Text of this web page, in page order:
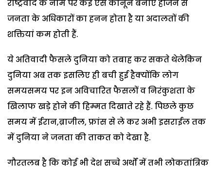
राष्ट्रवाद के नाम पर कई ऐसे कानून बनाए हैंजिन से
जनता के अधिकारों का हनन होता है या अदालतों की
शक्तियां कम होती हैं.
ये अतिवादी फैसले दुनिया को तबाह कर सकते थेलेकिन
दुनिया अब तक इसलिए ही बची हुई हैक्योंकि लोग
समयसमय पर इन अविचारित फैसलों व निरंकुशता के
खिलाफ खड़े होने की हिम्मत दिखाते रहे हैं. पिछले कुछ
समय में ईरान,ब्राजील, फ्रांस से ले कर अभी इसराईल तक
में दुनिया ने जनता की ताकत को देखा है.
गौरतलब है कि कोई भी देश सच्चे अर्थों में तभी लोकतांत्रिक